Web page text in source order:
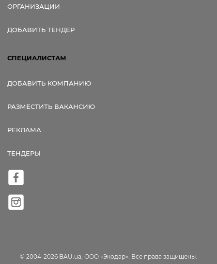
ОРГАНИЗАЦИИ
ДОБАВИТЬ ТЕНДЕР
СПЕЦИАЛИСТАМ
ДОБАВИТЬ КОМПАНИЮ
РАЗМЕСТИТЬ ВАКАНСИЮ
РЕКЛАМА
ТЕНДЕРЫ
© 2004-2026 BAU.ua, ООО «Экодар». Все права защищены.